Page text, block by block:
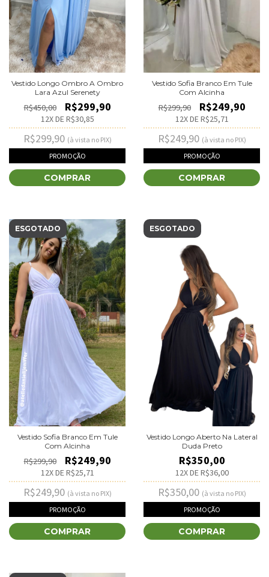
Vestido Longo Ombro A Ombro
Lara Azul Serenety
R$450,00 R$299,90
12X DER$30,85
R$299,90 (à vista no PIX)
PROMOÇÃO
COMPRAR
Vestido Sofia Branco Em Tule
Com Alcinha
R$299,90 R$249,90
12X DER$25,71
R$249,90 (à vista no PIX)
PROMOÇÃO
COMPRAR
ESGOTADO
Vestido Sofia Branco Em Tule
Com Alcinha
R$299,90 R$249,90
12X DER$25,71
R$249,90 (à vista no PIX)
PROMOÇÃO
COMPRAR
ESGOTADO
Vestido Longo Aberto Na Lateral
Duda Preto
R$350,00
12X DER$36,00
R$350,00 (à vista no PIX)
PROMOÇÃO
COMPRAR